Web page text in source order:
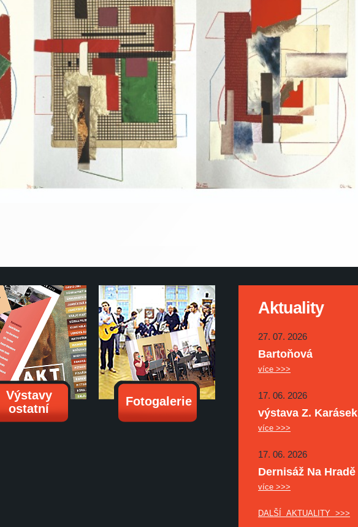
Výstavy
ostatní
Fotogalerie
Aktuality
27. 07. 2026
Bartoňová
více >>>
17. 06. 2026
výstava Z. Karásek
více >>>
17. 06. 2026
Dernisáž Na Hradě
více >>>
DALŠÍ AKTUALITY >>>